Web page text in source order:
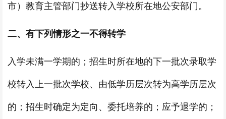
市）教育主管部门抄送转入学校所在地公安部门。
二、有下列情形之一不得转学
入学未满一学期的；招生时所在地的下一批次录取学
校转入上一批次学校、由低学历层次转为高学历层次
的；招生时确定为定向、委托培养的；应予退学的；